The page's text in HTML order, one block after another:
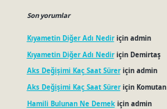
Son yorumlar
Kıyametin Diğer Adı Nediriçin admin
Kıyametin Diğer Adı Nediriçin Demirtaş
Aks Değişimi Kaç Saat Süreriçin admin
Aks Değişimi Kaç Saat Süreriçin Komutan
Hamili Bulunan Ne Demekiçin admin